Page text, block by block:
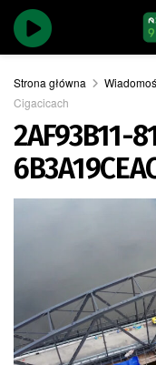
Strona główna
Cigacicach
2AF93B11-